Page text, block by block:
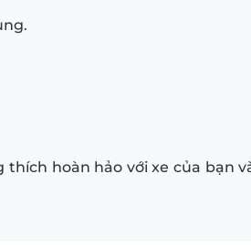
hoàn hảo với xe của bạn